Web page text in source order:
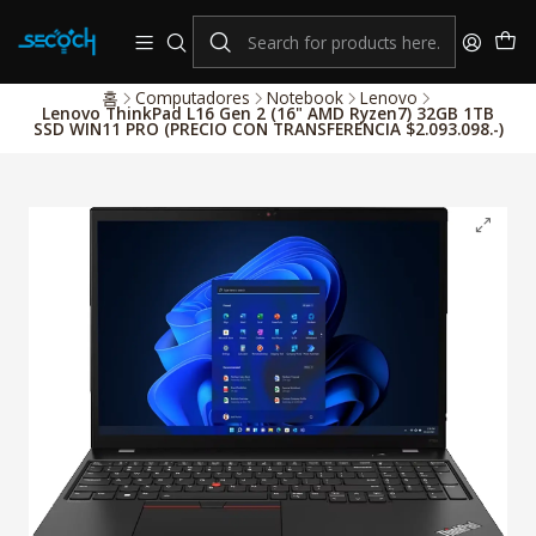
consulta por nuestros productos Hikvision
Sistema de alarmas y Control de Accesos
홈 Computadores Notebook Lenovo
Lenovo ThinkPad L16 Gen 2 (16" AMD Ryzen7) 32GB 1TB
SSD WIN11 PRO (PRECIO CON TRANSFERENCIA $2.093.098.-)